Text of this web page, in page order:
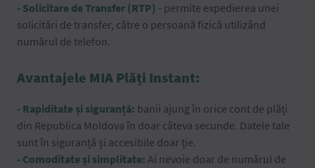
- Solicitare de Transfer (RTP) - permite expedierea unei
solicitări de transfer, către o persoană fizică utilizând
numărul de telefon.
Avantajele MIA Plăți Instant:
- Rapiditate și siguranță: banii ajung în orice cont de plăți
din Republica Moldova în doar câteva secunde. Datele tale
sunt în siguranță și accesibile doar ție.
- Comoditate și simplitate: Ai nevoie doar de numărul de